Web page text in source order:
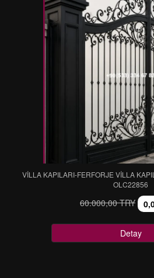
VİLLA KAPILARI-FERFORJE VİLLA
OLC22856
60.000,00 TRY
Detay